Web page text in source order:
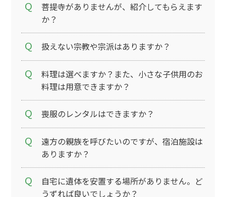
菩提寺がありませんが、紹介してもらえます
か？
扱えない宗教や宗派はありますか？
料理は選べますか？また、小さな子供用のお
料理は用意できますか？
喪服のレンタルはできますか？
遠方の親族を呼びたいのですが、宿泊施設は
ありますか？
自宅に遺体を安置する場所がありません。ど
うずれば良いでしょうか？